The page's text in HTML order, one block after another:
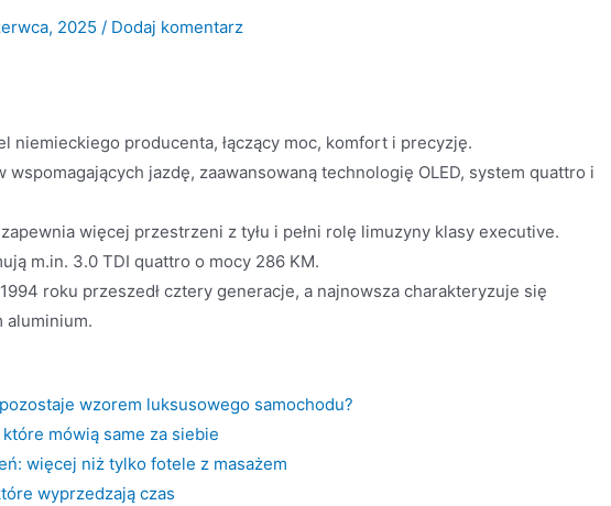
2025 / Dodaj komentarz
niemieckiego producenta, łączący moc, komfort i precyzję.
wspomagających jazdę, zaawansowaną technologię OLED, system quattro i
więcej przestrzeni z tyłu i pełni rolę limuzyny klasy executive.
m.in. 3.0 TDI quattro o mocy 286 KM.
roku przeszedł cztery generacje, a najnowsza charakteryzuje się
aluminium.
wzorem luksusowego samochodu?
mówią same za siebie
więcej niż tylko fotele z masażem
wyprzedzają czas